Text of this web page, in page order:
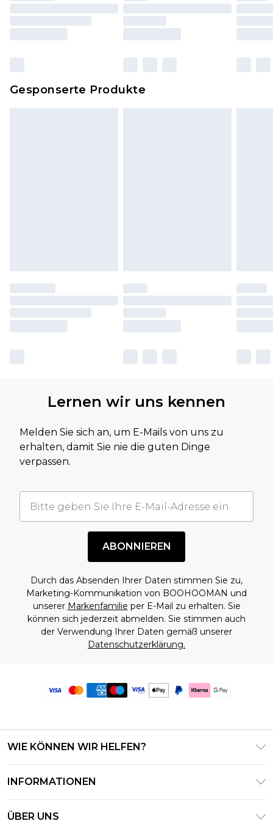
einschließlich Bettwäsche, Matratzen, Toppern
und Kissen, müssen unbenutzt und in ihrer
Klickehierum unsere vollständigen
Gesponserte Produkte
Lernen wir uns kennen
Melden Sie sich an, um E-Mails von uns zu
erhalten, damit Sie nie die guten Dinge
verpassen.
ABONNIEREN
Durch das Absenden Ihrer Daten stimmen Sie zu,
Marketing-Kommunikation von BOOHOOMAN und
unserer Markenfamilie per E-Mail zu erhalten. Sie
können sich jederzeit abmelden. Sie stimmen auch
der Verwendung Ihrer Daten gemäß unserer
Datenschutzerklärung.
WIE KÖNNEN WIR HELFEN?
Meine Bestellung verfolgen & zurücksenden
INFORMATIONEN
Geschäftsbedingungen – Aktualisiert Juni 2026
ÜBER UNS